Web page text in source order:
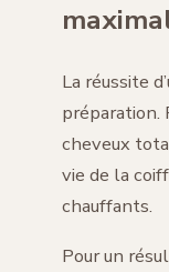
La réussite
préparation.
cheveux
vie de la
chauffants.
Pour un